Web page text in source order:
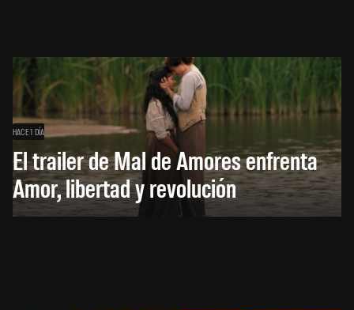
HACE 1 DÍA
El trailer de Mal de Amores enfrenta
Amor, libertad y revolución